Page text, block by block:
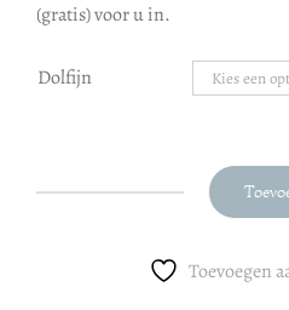
(gratis) voor u in.
Dolfijn
Toevoegen